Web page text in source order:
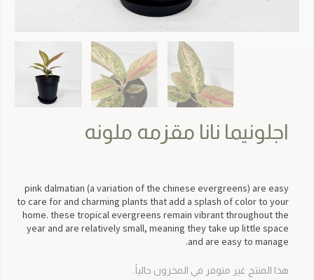
اجلونيما نانا مقزمه ملونه
pink dalmatian (a variation of the chinese evergreens) are easy
to care for and charming plants that add a splash of color to your
home. these tropical evergreens remain vibrant throughout the
year and are relatively small, meaning they take up little space
and are easy to manage.
هذا المنتج غير متوفر في المخزون حالياً.